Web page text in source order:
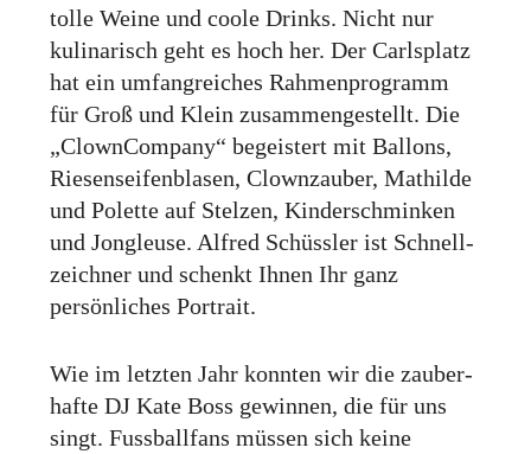
tolle Weine und coole Drinks. Nicht nur
kulinarisch geht es hoch her. Der Carlsplatz
hat ein umfang­reiches Rahmenprogramm
für Groß und Klein zusammen­gestellt. Die
„Clown­Company“ begeistert mit Ballons,
Riesen­seifen­blasen, Clown­zauber, Mathilde
und Polette auf Stelzen, Kinder­schminken
und Jongleuse. Alfred Schüssler ist Schnell­
zeichner und schenkt Ihnen Ihr ganz
persönliches Portrait.
Wie im letzten Jahr konnten wir die zauber­
hafte DJ Kate Boss gewinnen, die für uns
singt. Fussball­fans müssen sich keine